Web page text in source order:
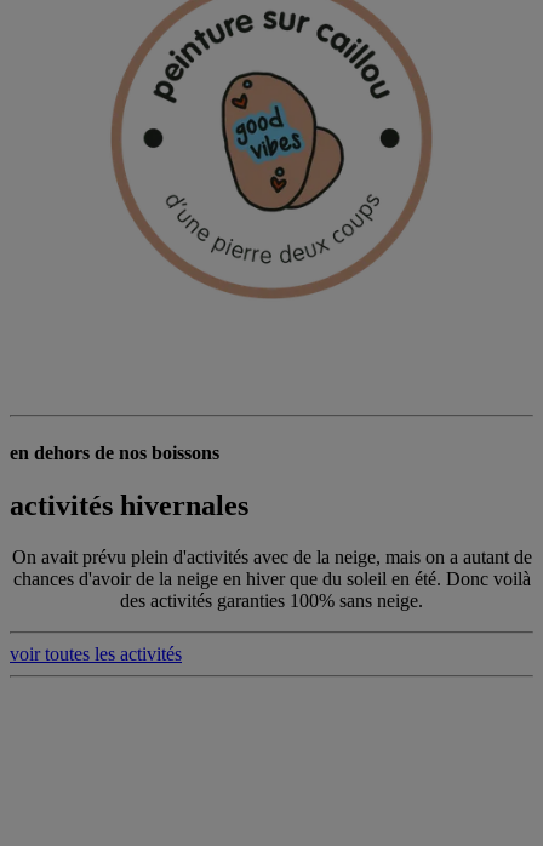
en dehors de nos boissons
activités hivernales
On avait prévu plein d'activités avec de la neige, mais on a autant de
chances d'avoir de la neige en hiver que du soleil en été. Donc voilà
des activités garanties 100% sans neige.
voir toutes les activités